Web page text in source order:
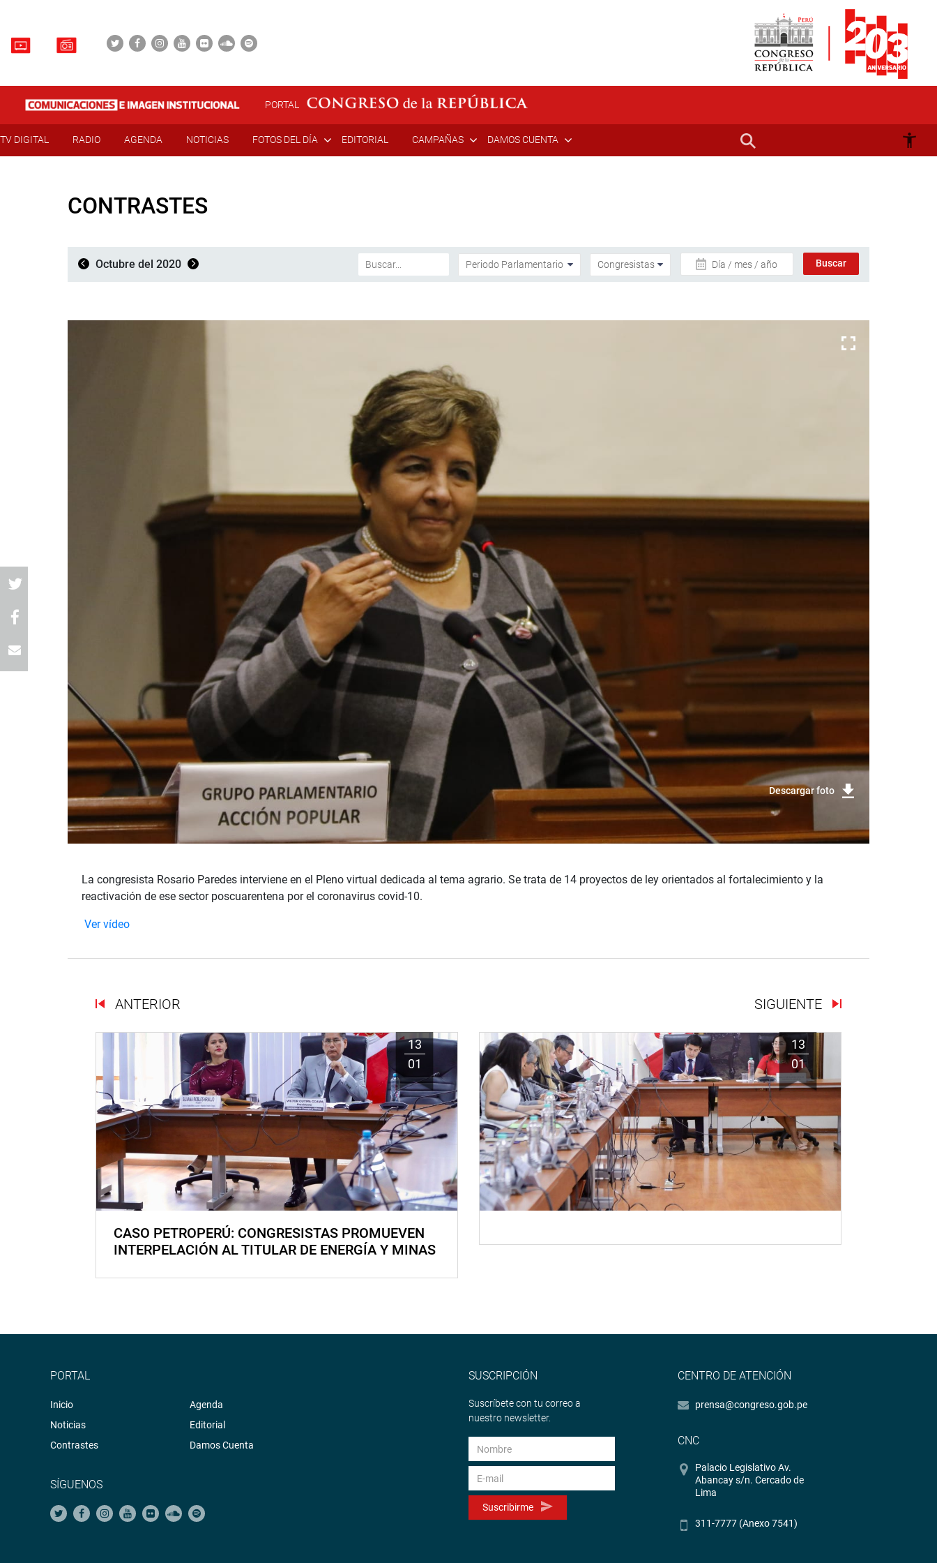
PORTAL
TV DIGITAL RADIO AGENDA NOTICIAS FOTOS DEL DÍA EDITORIAL CAMPAÑAS DAMOS CUENTA
CONTRASTES
Octubre del 2020 Día / mes / año
Descargar foto
La congresista Rosario Paredes interviene en el Pleno virtual dedicada al tema agrario. Se trata de 14 proyectos de ley orientados al fortalecimiento y la
reactivación de ese sector poscuarentena por el coronavirus covid-10.
Ver vídeo
ANTERIOR SIGUIENTE
13
01
CASO PETROPERÚ: CONGRESISTAS PROMUEVEN
INTERPELACIÓN AL TITULAR DE ENERGÍA Y MINAS
13
01
PORTAL
Inicio
Noticias
Contrastes
Agenda
Editorial
Damos Cuenta
SÍGUENOS
SUSCRIPCIÓN
Suscríbete con tu correo a
nuestro newsletter.
Suscribirme
CENTRO DE ATENCIÓN
prensa@congreso.gob.pe
CNC
Palacio Legislativo Av.
Abancay s/n. Cercado de
Lima
311-7777 (Anexo 7541)